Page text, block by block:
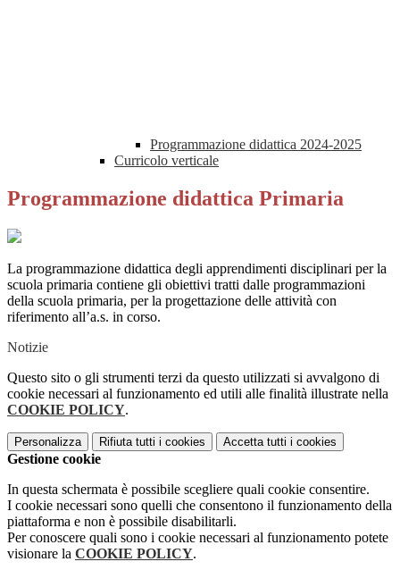
Programmazione didattica 2024-2025
Curricolo verticale
Programmazione didattica Primaria
La programmazione didattica degli apprendimenti disciplinari per la
scuola primaria contiene gli obiettivi tratti dalle programmazioni
della scuola primaria, per la progettazione delle attività con
riferimento all’a.s. in corso.
Notizie
Questo sito o gli strumenti terzi da questo utilizzati si avvalgono di
cookie necessari al funzionamento ed utili alle finalità illustrate nella
COOKIE POLICY.
Personalizza Rifiuta tutti i cookies Accetta tutti i cookies
Gestione cookie
In questa schermata è possibile scegliere quali cookie consentire.
I cookie necessari sono quelli che consentono il funzionamento della
piattaforma e non è possibile disabilitarli.
Per conoscere quali sono i cookie necessari al funzionamento potete
visionare la COOKIE POLICY.